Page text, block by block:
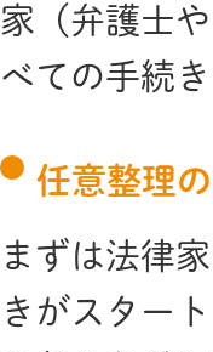
家（弁護士
べての手続
任意整理
まずは法律
きがスター